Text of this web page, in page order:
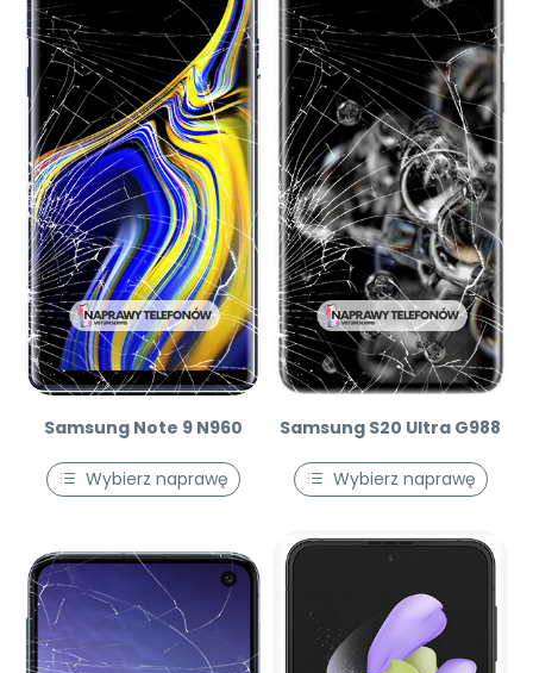
Samsung Note 9 N960
Wybierz naprawę
Samsung S20 Ultra G988
Wybierz naprawę